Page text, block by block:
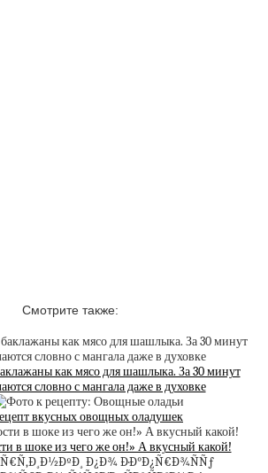
Смотрите также:
как мясо для шашлыка. За 30 минут
словно с мангала даже в духовке
вкусных овощных оладушек
в шоке из чего же он!» А вкусный какой!